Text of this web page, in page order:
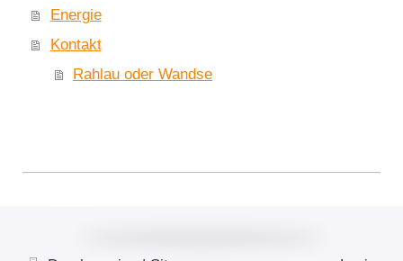
Energie
Kontakt
Rahlau oder Wandse